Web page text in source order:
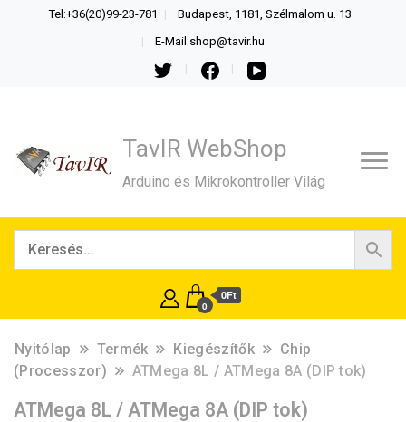
Tel:+36(20)99-23-781 Budapest, 1181, Szélmalom u. 13
E-Mail:shop@tavir.hu
TavIR WebShop
Arduino és Mikrokontroller Világ
0
0Ft
Nyitólap Termék Kiegészítők
Chip
(Processzor)
ATMega 8L / ATMega 8A (DIP tok)
ATMega 8L / ATMega 8A (DIP tok)